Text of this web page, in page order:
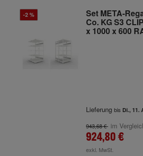
-2 % Set META-
Co. KG S3
x 1000 x 600
Lieferung bis Di., 11.
943,68 € im
924,80 €
exkl. MwSt.